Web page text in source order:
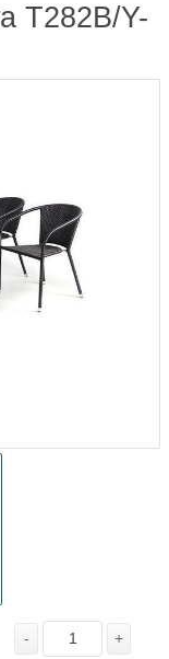
T282B/Y-
- +